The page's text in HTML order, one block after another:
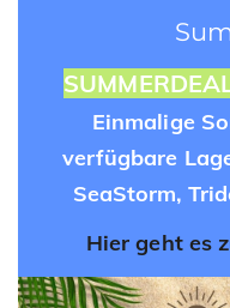
Einmalige
verfügbare
SeaStorm,
Hier geht es